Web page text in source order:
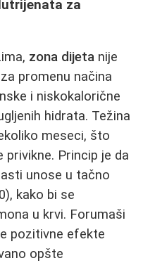
za
zona dijeta nije
promenu načina
i niskokalorične
hidrata. Težina
meseci, što
Princip je da
unose u tačno
kako bi se
u krvi. Forumaši
pozitivne efekte
opšte